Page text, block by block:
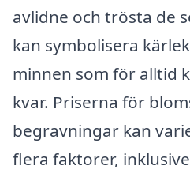
avlidne och trösta de
kan symbolisera
minnen som för alltid
kvar. Priserna för
begravningar kan
flera faktorer,